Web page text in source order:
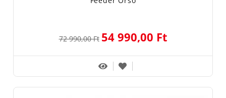
72 990,00 Ft 54 990,00 Ft